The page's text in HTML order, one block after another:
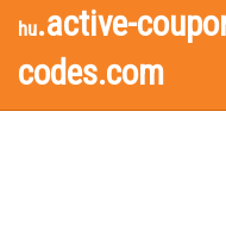
hu.active-
codes.com